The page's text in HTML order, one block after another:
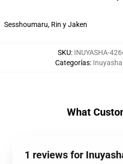
Sesshoumaru, Rin y Jaken
SKU: INUYASHA-
Categorías:
What
1 reviews for